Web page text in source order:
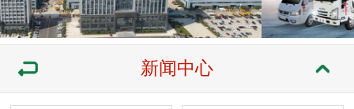
新闻中心